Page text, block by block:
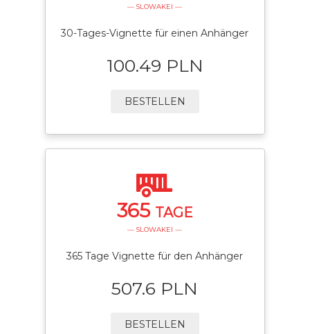
— SLOWAKEI —
30-Tages-Vignette für einen Anhänger
100.49 PLN
BESTELLEN
365 TAGE
— SLOWAKEI —
365 Tage Vignette für den Anhänger
507.6 PLN
BESTELLEN